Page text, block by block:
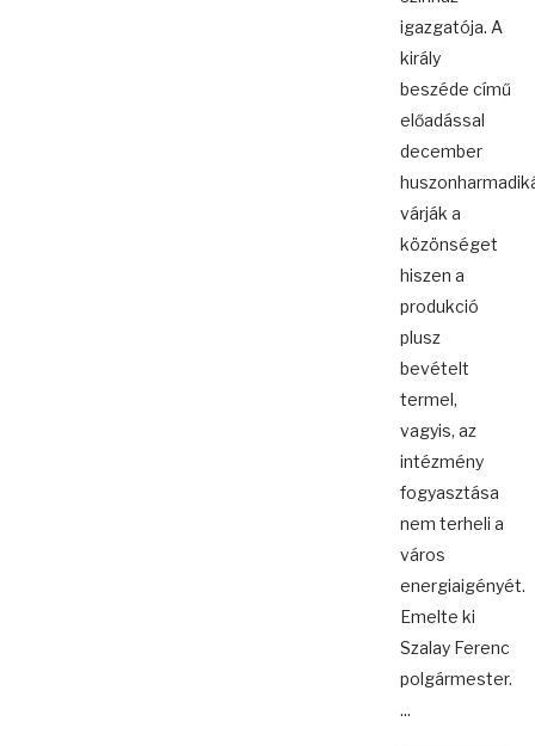
igazgatója. A
király
beszéde című
előadással
december
várják a
közönséget
hiszen a
produkció
plusz
bevételt
termel,
vagyis, az
intézmény
fogyasztása
nem terheli a
város
energiaigényét.
Emelte ki
Szalay Ferenc
polgármester.
...